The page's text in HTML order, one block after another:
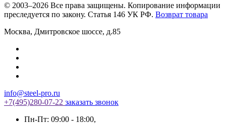
© 2003–2026 Все права защищены. Копирование информации
преследуется по закону. Статья 146 УК РФ. Возврат товара
Москва, Дмитровское шоссе, д.85
info@steel-pro.ru
+7(495)280-07-22 заказать звонок
Пн-Пт: 09:00 - 18:00,